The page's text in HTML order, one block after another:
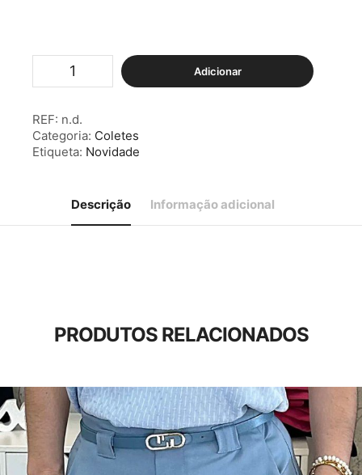
Colete
Adicionar
REF: n.d.
Categoria: Coletes
Etiqueta: Novidade
Descrição Informação adicional
PRODUTOS RELACIONADOS